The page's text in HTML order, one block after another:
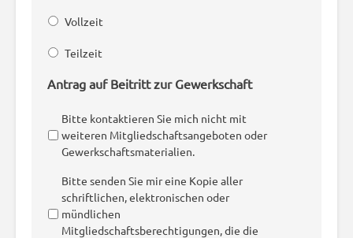
Vollzeit
Teilzeit
Antrag auf Beitritt zur Gewerkschaft
Bitte kontaktieren Sie mich nicht mit
weiteren Mitgliedschaftsangeboten oder
Gewerkschaftsmaterialien.
Bitte senden Sie mir eine Kopie aller
schriftlichen, elektronischen oder
mündlichen
Mitgliedschaftsberechtigungen, die die